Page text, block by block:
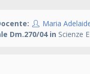
Maria
Dm.270/04 in Scienze